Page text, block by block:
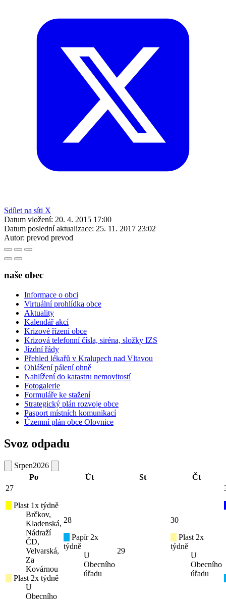
Sdílet na síti X
Datum vložení: 20. 4. 2015 17:00
Datum poslední aktualizace: 25. 11. 2017 23:02
Autor: prevod prevod
naše obec
Informace o obci
Virtuální prohlídka obce
Aktuality
Kalendář akcí
Krizové řízení obce
Krizová telefonní čísla, siréna, složky IZS
Jízdní řády
Přehled lékařů v Kralupech nad Vltavou
Ohlášení pálení ohně
Nahlížení do katastru nemovitostí
Fotogalerie
Formuláře ke stažení
Strategický plán rozvoje obce
Pasport místních komunikací
Územní plán obce Olovnice
Svoz odpadu
Srpen2026
Po
Út St
Čt
27
Plast 1x týdně
Brčkov,
Kladenská,
Nádraží
ČD,
Velvarská,
Za
Kovárnou
Plast 2x týdně
U
Obecního
28
Papír 2x
týdně
U
Obecního
úřadu
29
30
Plast 2x
týdně
U
Obecního
úřadu